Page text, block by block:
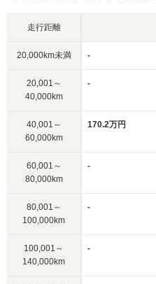
走行距離
20,000km未満 -
20,001～
40,000km
-
40,001～
60,000km
170.2万円
60,001～
80,000km
-
80,001～
100,000km
-
100,001～
140,000km
-